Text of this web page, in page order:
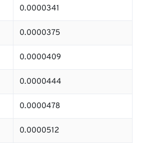
0.0000341
0.0000375
0.0000409
0.0000444
0.0000478
0.0000512